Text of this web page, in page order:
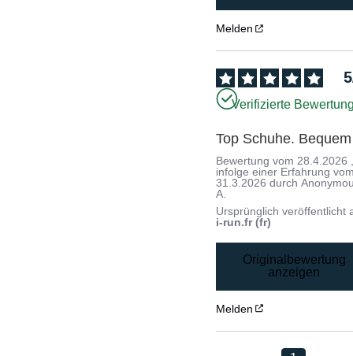
Melden
5
Verifizierte
Top Schuhe. Bequem
Bewertung vom 28.4.2026
infolge einer Erfahrung
31.3.2026 durch
A.
Ursprünglich veröffentlicht
i-run.fr (fr)
Originalbewertung
anzeigen
Melden